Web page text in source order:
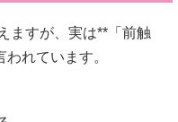
ますが、実は**「前触
れています。